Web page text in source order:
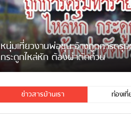
ชาวเน็ตสวดยับ! พบพม่าเร่ขายพวง
พอไม่ซื้อเดินตาม
มีชาวเน็ตรายหนึ่งซึ่งแจ้งว่าตนเองไม่ใช่ประชาชน
ข่าวสารบ้านเรา ท่องเที่